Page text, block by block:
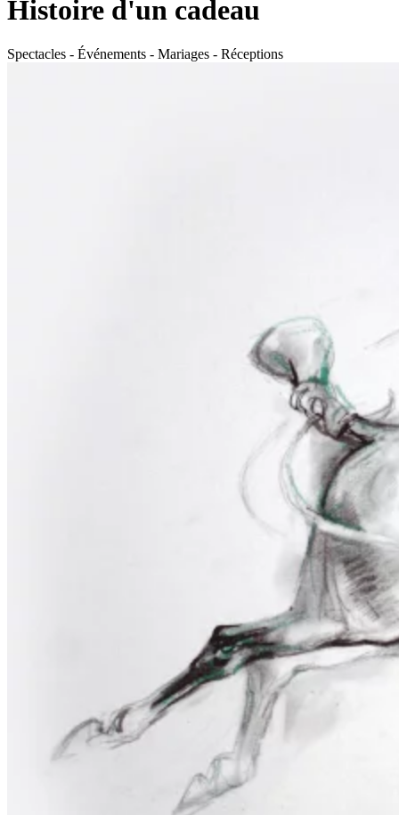
Histoire d'un cadeau
Spectacles - Événements - Mariages - Réceptions